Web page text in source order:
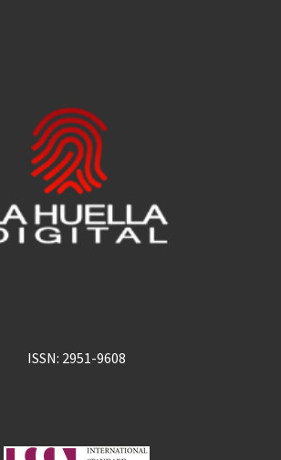
ISSN: 2951-9608